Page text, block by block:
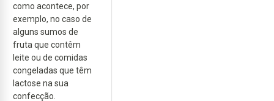
como acontece, por
exemplo, no caso de
alguns sumos de
fruta que contêm
leite ou de comidas
congeladas que têm
lactose na sua
confecção.